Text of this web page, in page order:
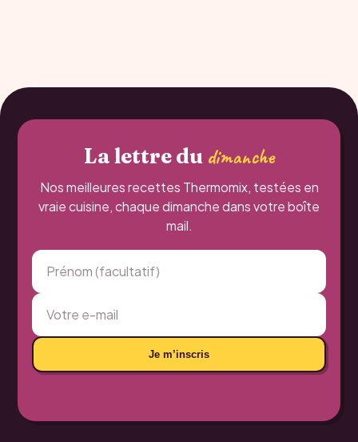
La lettre du dimanche
Nos meilleures recettes Thermomix, testées en
vraie cuisine, chaque dimanche dans votre boîte
mail.
Je m’inscris